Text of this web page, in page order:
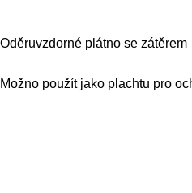
Oděruvzdorné plátno se zátěrem
Možno použít jako plachtu pro